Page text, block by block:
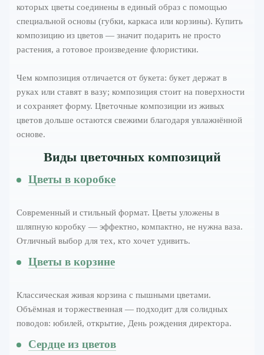
которых цветы соединены в единый образ с помощью
специальной основы (губки, каркаса или корзины). Купить
композицию из цветов — значит подарить не просто
растения, а готовое произведение флористики.
Чем композиция отличается от букета: букет держат в
руках или ставят в вазу; композиция стоит на поверхности
и сохраняет форму. Цветочные композиции из живых
цветов дольше остаются свежими благодаря увлажнённой
основе.
Виды цветочных композиций
Цветы в коробке
Современный и стильный формат. Цветы уложены в
шляпную коробку — эффектно, компактно, не нужна ваза.
Отличный выбор для тех, кто хочет удивить.
Цветы в корзине
Классическая живая корзина с пышными цветами.
Объёмная и торжественная — подходит для солидных
поводов: юбилей, открытие, День рождения директора.
Сердце из цветов